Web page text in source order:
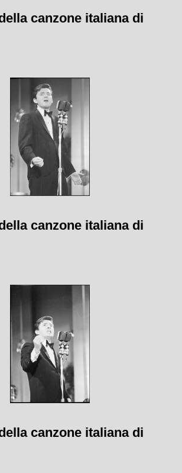
canzone italiana di
canzone italiana di
canzone italiana di